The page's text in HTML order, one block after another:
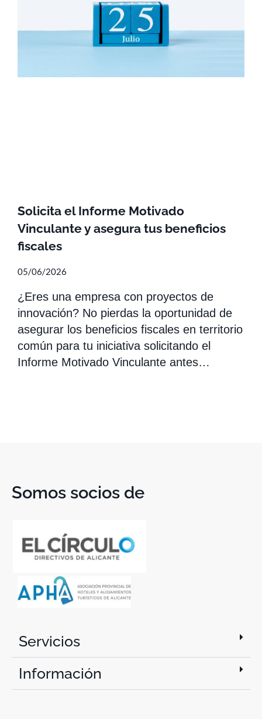
Solicita el Informe Motivado
Vinculante y asegura tus beneficios
fiscales
05/06/2026
¿Eres una empresa con proyectos de
innovación? No pierdas la oportunidad de
asegurar los beneficios fiscales en territorio
común para tu iniciativa solicitando el
Informe Motivado Vinculante antes…
Somos socios de
Servicios
Información